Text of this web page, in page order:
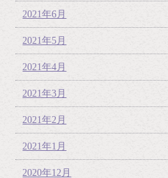
2021年6月
2021年5月
2021年4月
2021年3月
2021年2月
2021年1月
2020年12月